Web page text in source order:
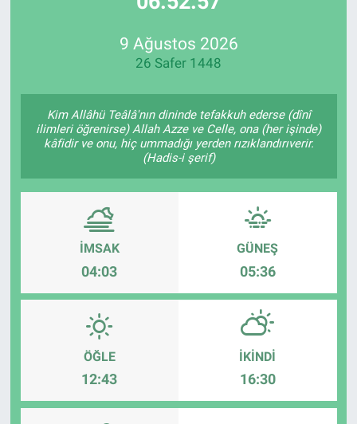
9 Ağustos 2026
26 Safer 1448
Kim Allâhü Teâlâ'nın dininde tefakkuh ederse (dînî
ilimleri öğrenirse) Allah Azze ve Celle, ona (her işinde)
kâfidir ve onu, hiç ummadığı yerden rızıklandırıverir.
(Hadis-i şerif)
İMSAK
04:03
GÜNEŞ
05:36
ÖĞLE
12:43
İKINDI
16:30
Özel Haberler
Kadın
Erişim Bilgileri
Sağlık
Teknoloji
Ramazan